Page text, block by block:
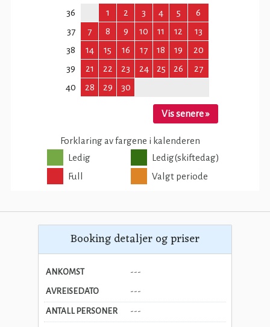
Booking detaljer og priser
ANKOMST ---
AVREISEDATO ---
ANTALL PERSONER ---